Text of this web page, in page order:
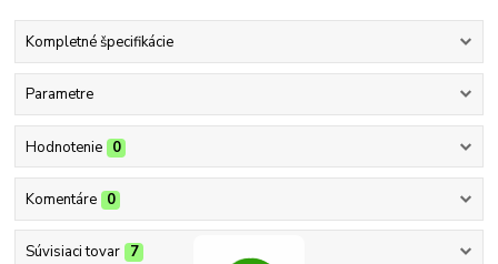
Kompletné špecifikácie
Parametre
Hodnotenie 0
Komentáre 0
Súvisiaci tovar 7